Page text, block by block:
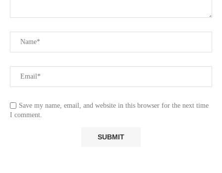
Save my name, email, and website in this browser for the next time
I comment.